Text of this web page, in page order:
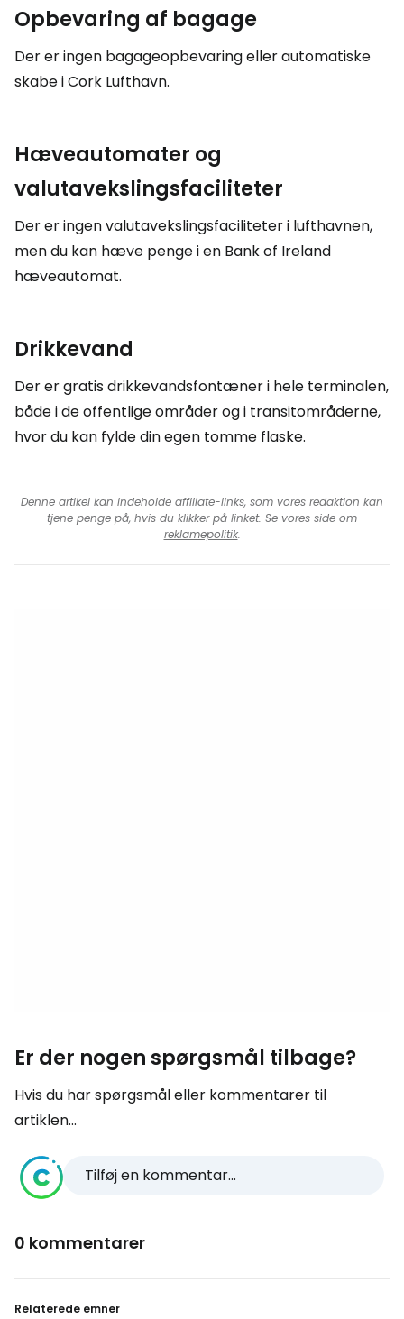
Opbevaring af bagage
Der er ingen bagageopbevaring eller automatiske
skabe i Cork Lufthavn.
Hæveautomater og
valutavekslingsfaciliteter
Der er ingen valutavekslingsfaciliteter i lufthavnen,
men du kan hæve penge i en Bank of Ireland
hæveautomat.
Drikkevand
Der er gratis drikkevandsfontæner i hele terminalen,
både i de offentlige områder og i transitområderne,
hvor du kan fylde din egen tomme flaske.
Denne artikel kan indeholde affiliate-links, som vores redaktion kan
tjene penge på, hvis du klikker på linket. Se vores side om
reklamepolitik.
Er der nogen spørgsmål tilbage?
Hvis du har spørgsmål eller kommentarer til
artiklen...
Tilføj en kommentar...
0 kommentarer
Relaterede emner